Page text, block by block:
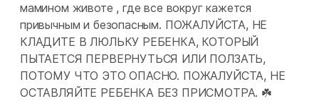
мамином животе , где все вокруг кажется
привычным и безопасным. ПОЖАЛУЙСТА, НЕ
КЛАДИТЕ В ЛЮЛЬКУ РЕБЕНКА, КОТОРЫЙ
ПЫТАЕТСЯ ПЕРВЕРНУТЬСЯ ИЛИ ПОЛЗАТЬ,
ПОТОМУ ЧТО ЭТО ОПАСНО. ПОЖАЛУЙСТА, НЕ
ОСТАВЛЯЙТЕ РЕБЕНКА БЕЗ ПРИСМОТРА. ☘️